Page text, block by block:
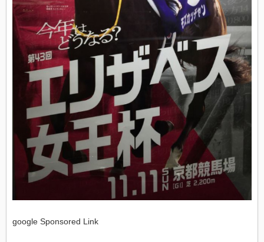
google Sponsored Link